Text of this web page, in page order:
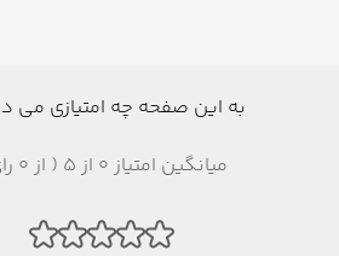
به این صفحه چه امتیازی می
میانگین امتیاز 0 از 5 ( از 0 رای )